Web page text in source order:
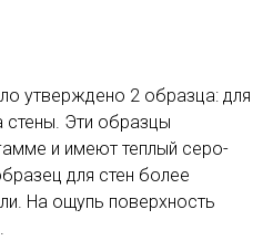
утверждено 2 образца: для
стены. Эти образцы
и имеют теплый серо-
для стен более
На ощупь поверхность